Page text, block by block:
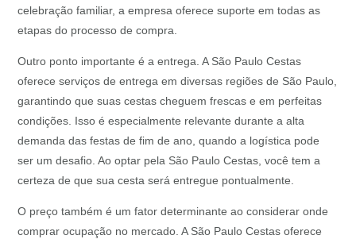
celebração familiar, a empresa oferece suporte em todas as
etapas do processo de compra.
Outro ponto importante é a entrega. A São Paulo Cestas
oferece serviços de entrega em diversas regiões de São Paulo,
garantindo que suas cestas cheguem frescas e em perfeitas
condições. Isso é especialmente relevante durante a alta
demanda das festas de fim de ano, quando a logística pode
ser um desafio. Ao optar pela São Paulo Cestas, você tem a
certeza de que sua cesta será entregue pontualmente.
O preço também é um fator determinante ao considerar onde
comprar ocupação no mercado. A São Paulo Cestas oferece